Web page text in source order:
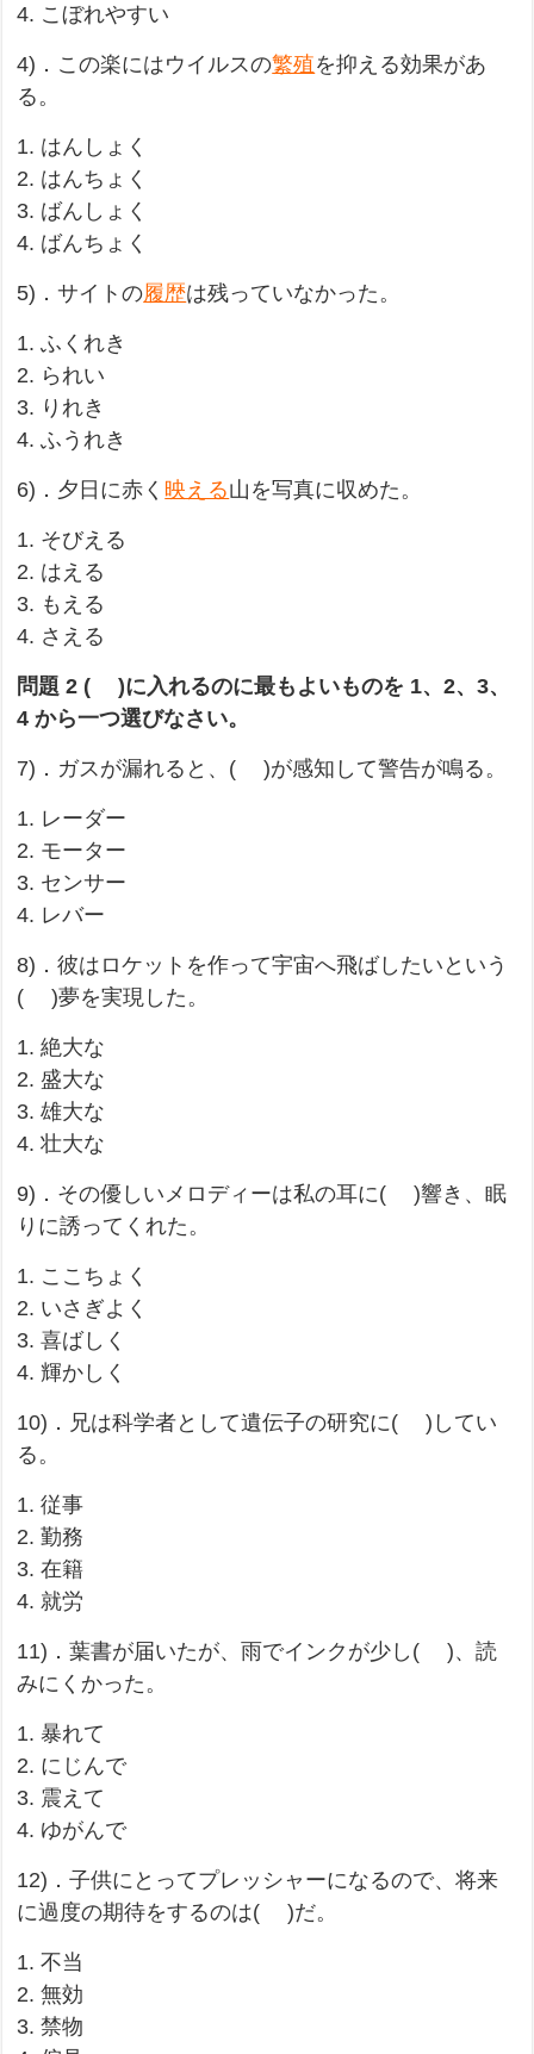
4. こぼれやすい
4)．この楽にはウイルスの繁殖を抑える効果があ
る。
1. はんしょく
2. はんちょく
3. ばんしょく
4. ばんちょく
5)．サイトの履歴は残っていなかった。
1. ふくれき
2. られい
3. りれき
4. ふうれき
6)．夕日に赤く 映える山を写真に収めた。
1. そびえる
2. はえる
3. もえる
4. さえる
問題 2 ( )に入れるのに最もよいものを 1、2、3、
4 から一つ選びなさい。
7)．ガスが漏れると、( )が感知して警告が鳴る。
1. レーダー
2. モーター
3. センサー
4. レバー
8)．彼はロケットを作って宇宙へ飛ばしたいという
( )夢を実現した。
1. 絶大な
2. 盛大な
3. 雄大な
4. 壮大な
9)．その優しいメロディーは私の耳に( )響き、眠
りに誘ってくれた。
1. ここちょく
2. いさぎよく
3. 喜ばしく
4. 輝かしく
10)．兄は科学者として遺伝子の研究に( )してい
る。
1. 従事
2. 勤務
3. 在籍
4. 就労
11)．葉書が届いたが、雨でインクが少し( )、読
みにくかった。
1. 暴れて
2. にじんで
3. 震えて
4. ゆがんで
12)．子供にとってプレッシャーになるので、将来
に過度の期待をするのは( )だ。
1. 不当
2. 無効
3. 禁物